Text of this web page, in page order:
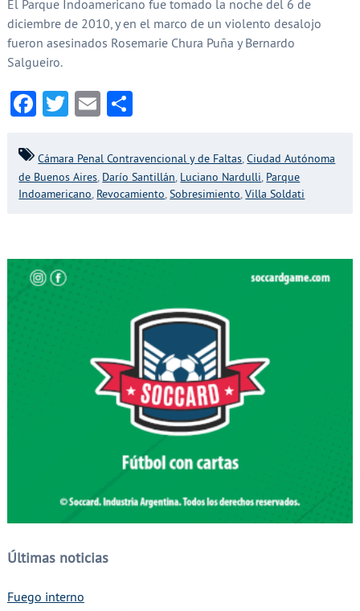
El Parque Indoamericano fue tomado la noche del 6 de
diciembre de 2010, y en el marco de un violento desalojo
fueron asesinados Rosemarie Chura Puña y Bernardo
Salgueiro.
Facebook
Twitter
EmailCompartir
Cámara Penal Contravencional y de Faltas,Ciudad Autónoma
de Buenos Aires, Darío Santillán, Luciano Nardulli, Parque
Indoamericano, Revocamiento,Sobresimiento,Villa Soldati
Últimas noticias
Fuego interno